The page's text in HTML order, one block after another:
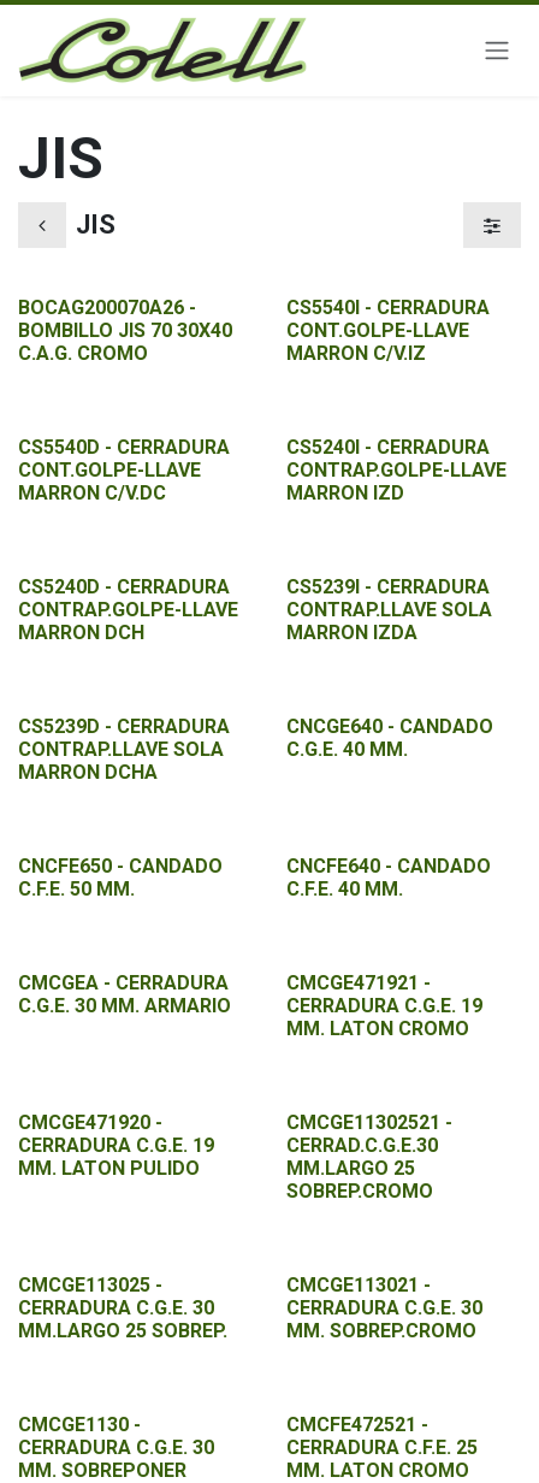
Ir al contenido
JIS
JIS
BOCAG200070A26 -
BOMBILLO JIS 70 30X40
C.A.G. CROMO
CS5540I - CERRADURA
CONT.GOLPE-LLAVE
MARRON C/V.IZ
CS5540D - CERRADURA
CONT.GOLPE-LLAVE
MARRON C/V.DC
CS5240I - CERRADURA
CONTRAP.GOLPE-LLAVE
MARRON IZD
CS5240D - CERRADURA
CONTRAP.GOLPE-LLAVE
MARRON DCH
CS5239I - CERRADURA
CONTRAP.LLAVE SOLA
MARRON IZDA
CS5239D - CERRADURA
CONTRAP.LLAVE SOLA
MARRON DCHA
CNCGE640 - CANDADO
C.G.E. 40 MM.
CNCFE650 - CANDADO
C.F.E. 50 MM.
CNCFE640 - CANDADO
C.F.E. 40 MM.
CMCGEA - CERRADURA
C.G.E. 30 MM. ARMARIO
CMCGE471921 -
CERRADURA C.G.E. 19
MM. LATON CROMO
CMCGE471920 -
CERRADURA C.G.E. 19
MM. LATON PULIDO
CMCGE11302521 -
CERRAD.C.G.E.30
MM.LARGO 25
SOBREP.CROMO
CMCGE113025 -
CERRADURA C.G.E. 30
MM.LARGO 25 SOBREP.
CMCGE113021 -
CERRADURA C.G.E. 30
MM. SOBREP.CROMO
CMCGE1130 -
CERRADURA C.G.E. 30
MM. SOBREPONER
CMCFE472521 -
CERRADURA C.F.E. 25
MM. LATON CROMO